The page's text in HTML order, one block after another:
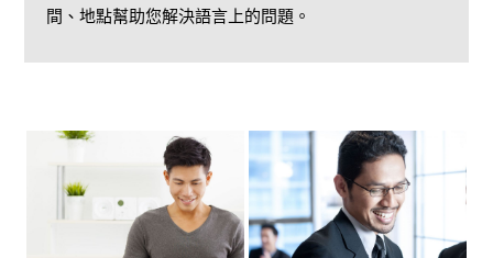
間、地點幫助您解決語言上的問題。